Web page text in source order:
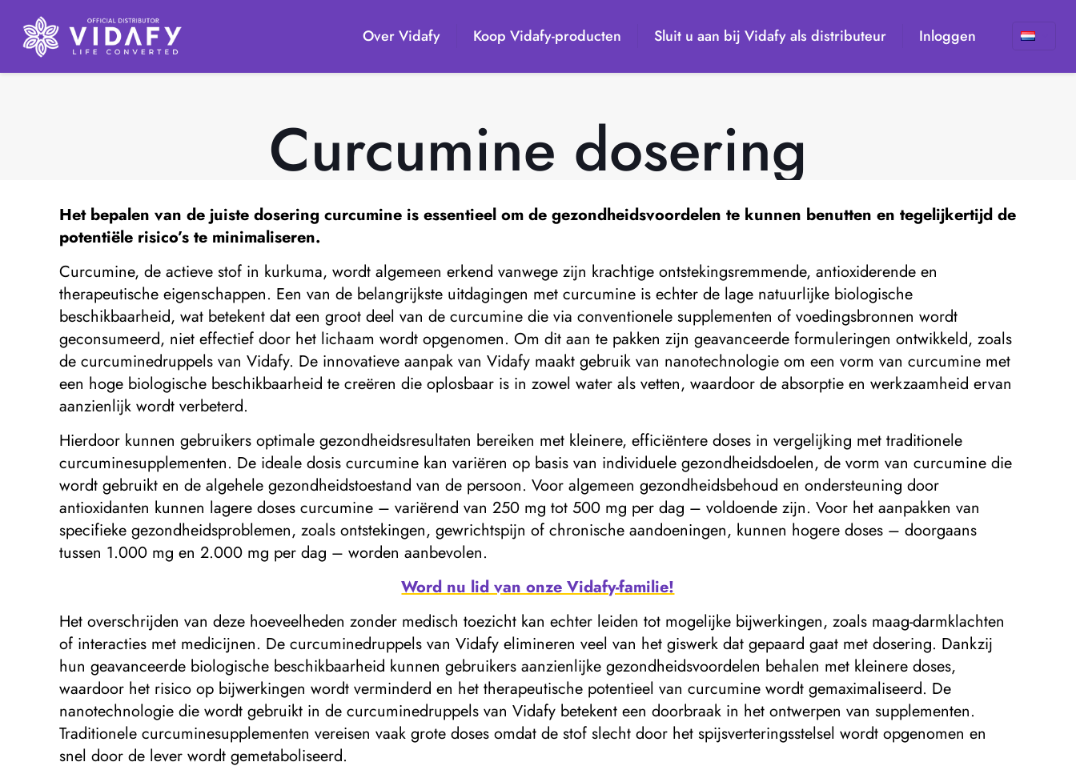
Over Vidafy Koop Vidafy-producten Sluit u aan bij Vidafy als distributeur Inloggen
Curcumine dosering
Het bepalen van de juiste dosering curcumine is essentieel om de gezondheidsvoordelen te kunnen benutten en tegelijkertijd de
potentiële risico’s te minimaliseren.
Curcumine, de actieve stof in kurkuma, wordt algemeen erkend vanwege zijn krachtige ontstekingsremmende, antioxiderende en
therapeutische eigenschappen. Een van de belangrijkste uitdagingen met curcumine is echter de lage natuurlijke biologische
beschikbaarheid, wat betekent dat een groot deel van de curcumine die via conventionele supplementen of voedingsbronnen wordt
geconsumeerd, niet effectief door het lichaam wordt opgenomen. Om dit aan te pakken zijn geavanceerde formuleringen ontwikkeld, zoals
de curcuminedruppels van Vidafy. De innovatieve aanpak van Vidafy maakt gebruik van nanotechnologie om een ​​vorm van curcumine met
een hoge biologische beschikbaarheid te creëren die oplosbaar is in zowel water als vetten, waardoor de absorptie en werkzaamheid ervan
aanzienlijk wordt verbeterd.
Hierdoor kunnen gebruikers optimale gezondheidsresultaten bereiken met kleinere, efficiëntere doses in vergelijking met traditionele
curcuminesupplementen. De ideale dosis curcumine kan variëren op basis van individuele gezondheidsdoelen, de vorm van curcumine die
wordt gebruikt en de algehele gezondheidstoestand van de persoon. Voor algemeen gezondheidsbehoud en ondersteuning door
antioxidanten kunnen lagere doses curcumine – variërend van 250 mg tot 500 mg per dag – voldoende zijn. Voor het aanpakken van
specifieke gezondheidsproblemen, zoals ontstekingen, gewrichtspijn of chronische aandoeningen, kunnen hogere doses – doorgaans
tussen 1.000 mg en 2.000 mg per dag – worden aanbevolen.
Word nu lid van onze Vidafy-familie!
Het overschrijden van deze hoeveelheden zonder medisch toezicht kan echter leiden tot mogelijke bijwerkingen, zoals maag-darmklachten
of interacties met medicijnen. De curcuminedruppels van Vidafy elimineren veel van het giswerk dat gepaard gaat met dosering. Dankzij
hun geavanceerde biologische beschikbaarheid kunnen gebruikers aanzienlijke gezondheidsvoordelen behalen met kleinere doses,
waardoor het risico op bijwerkingen wordt verminderd en het therapeutische potentieel van curcumine wordt gemaximaliseerd. De
nanotechnologie die wordt gebruikt in de curcuminedruppels van Vidafy betekent een doorbraak in het ontwerpen van supplementen.
Traditionele curcuminesupplementen vereisen vaak grote doses omdat de stof slecht door het spijsverteringsstelsel wordt opgenomen en
snel door de lever wordt gemetaboliseerd.